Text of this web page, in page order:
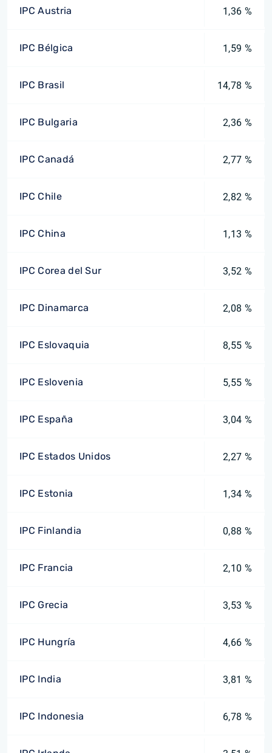
IPC Austria 1,36 %
IPC Bélgica 1,59 %
IPC Brasil 14,78 %
IPC Bulgaria 2,36 %
IPC Canadá 2,77 %
IPC Chile 2,82 %
IPC China 1,13 %
IPC Corea del Sur 3,52 %
IPC Dinamarca 2,08 %
IPC Eslovaquia 8,55 %
IPC Eslovenia 5,55 %
IPC España 3,04 %
IPC Estados Unidos 2,27 %
IPC Estonia 1,34 %
IPC Finlandia 0,88 %
IPC Francia 2,10 %
IPC Grecia 3,53 %
IPC Hungría 4,66 %
IPC India 3,81 %
IPC Indonesia 6,78 %